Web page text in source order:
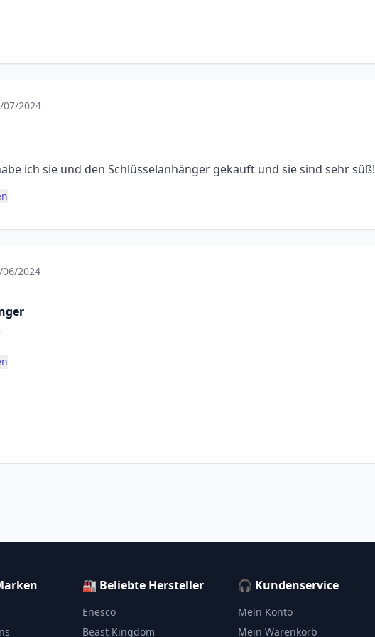
07/2024
ich sie und den Schlüsselanhänger gekauft und sie sind sehr süß!
06/2024
🏭 Beliebte Hersteller
Enesco
Beast Kingdom
🎧 Kundenservice
Mein Konto
Mein Warenkorb